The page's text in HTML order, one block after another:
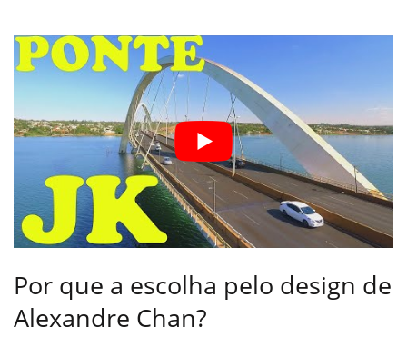
Por que a escolha pelo design de
Alexandre Chan?